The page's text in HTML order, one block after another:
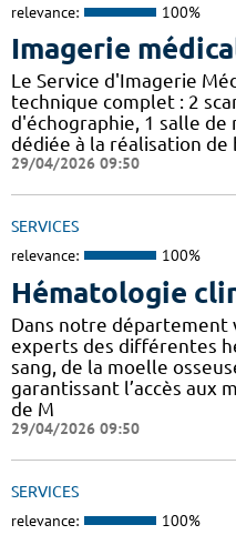
relevance: 100%
Imagerie
Le Service d'Imagerie
technique complet : 2
d'échographie, 1 salle de
dédiée à la réalisation de
29/04/2026 09:50
SERVICES
relevance: 100%
Hématologie
Dans notre département
experts des différentes
sang, de la moelle
garantissant l’accès aux
de M
29/04/2026 09:50
SERVICES
relevance: 100%